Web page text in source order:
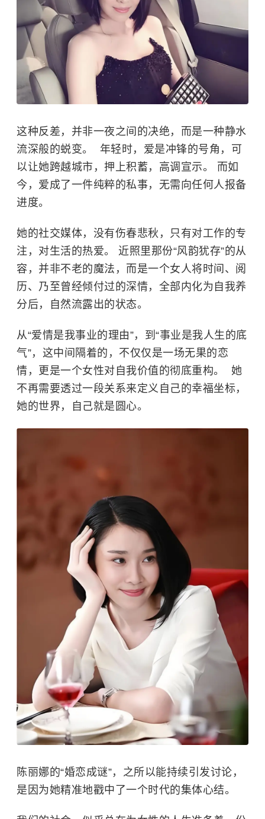
这种反差，并非一夜之间的决绝，而是一种静水
流深般的蜕变。 ​ 年轻时，爱是冲锋的号角，可
以让她跨越城市，押上积蓄，高调宣示。 而如
今，爱成了一件纯粹的私事，无需向任何人报备
进度。
她的社交媒体，没有伤春悲秋，只有对工作的专
注，对生活的热爱。 近照里那份“风韵犹存”的从
容，并非不老的魔法，而是一个女人将时间、阅
历、乃至曾经倾付过的深情，全部内化为自我养
分后，自然流露出的状态。
从“爱情是我事业的理由”，到“事业是我人生的底
气”，这中间隔着的，不仅仅是一场无果的恋
情，更是一个女性对自我价值的彻底重构。 ​ 她
不再需要透过一段关系来定义自己的幸福坐标，
她的世界，自己就是圆心。
陈丽娜的“婚恋成谜”，之所以能持续引发讨论，
是因为她精准地戳中了一个时代的集体心结。